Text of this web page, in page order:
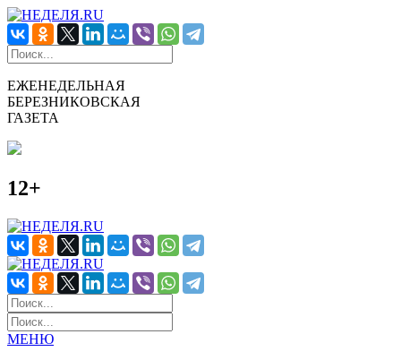
ЕЖЕНЕДЕЛЬНАЯ
БЕРЕЗНИКОВСКАЯ
ГАЗЕТА
12+
МЕНЮ